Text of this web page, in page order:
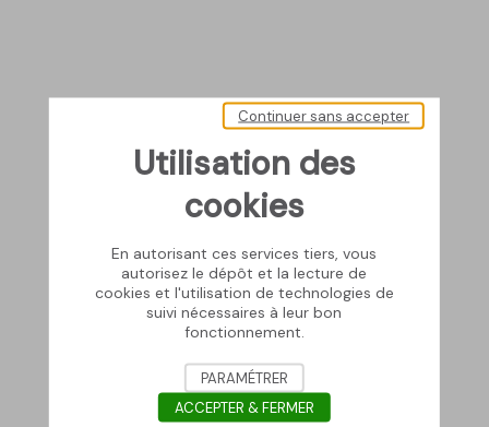
Utilisation des
cookies
En autorisant ces services tiers, vous
autorisez le dépôt et la lecture de
cookies et l'utilisation de technologies de
suivi nécessaires à leur bon
fonctionnement.
Continuer sans accepter
PARAMÉTRER
ACCEPTER & FERMER